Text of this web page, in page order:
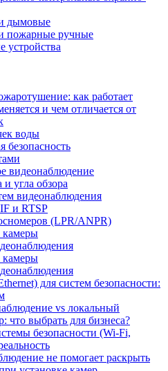
дымовые
пожарные ручные
устройства
как работает
и чем отличается от
воды
видеонаблюдение
угла обзора
видеонаблюдения
и RTSP
(LPR/ANPR)
камеры
камеры
для систем безопасности:
vs локальный
что выбрать для бизнеса?
безопасности (Wi-Fi,
не помогает раскрыть